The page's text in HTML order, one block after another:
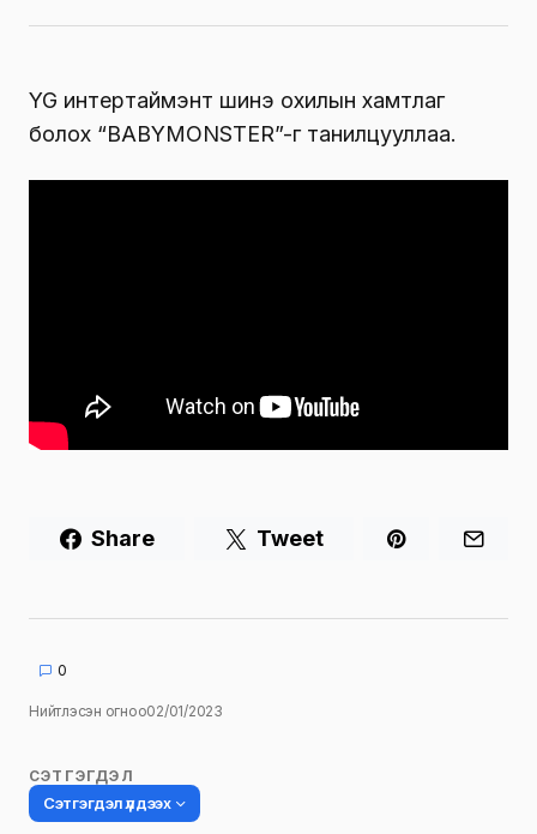
YG интертаймэнт шинэ охилын хамтлаг
болох “BABYMONSTER”-г танилцууллаа.
Share Tweet
0
Нийтлэсэн огноо02/01/2023
СЭТГЭГДЭЛ
Сэтгэгдэл үлдээх